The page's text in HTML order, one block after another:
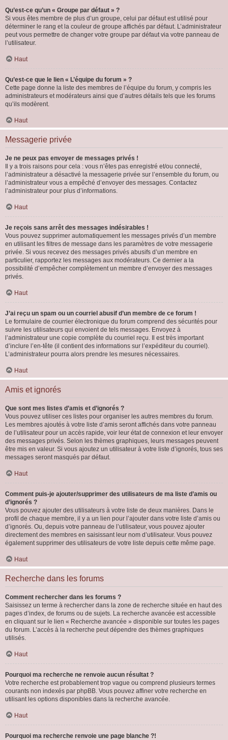
Qu’est-ce qu’un « Groupe par défaut » ?
Si vous êtes membre de plus d’un groupe, celui par défaut est utilisé pour
déterminer le rang et la couleur de groupe affichés par défaut. L’administrateur
peut vous permettre de changer votre groupe par défaut via votre panneau de
l’utilisateur.
Haut
Qu’est-ce que le lien « L’équipe du forum » ?
Cette page donne la liste des membres de l’équipe du forum, y compris les
administrateurs et modérateurs ainsi que d’autres détails tels que les forums
qu’ils modèrent.
Haut
Messagerie privée
Je ne peux pas envoyer de messages privés !
Il y a trois raisons pour cela : vous n’êtes pas enregistré et/ou connecté,
l’administrateur a désactivé la messagerie privée sur l’ensemble du forum, ou
l’administrateur vous a empêché d’envoyer des messages. Contactez
l’administrateur pour plus d’informations.
Haut
Je reçois sans arrêt des messages indésirables !
Vous pouvez supprimer automatiquement les messages privés d’un membre
en utilisant les filtres de message dans les paramètres de votre messagerie
privée. Si vous recevez des messages privés abusifs d’un membre en
particulier, rapportez les messages aux modérateurs. Ce dernier a la
possibilité d’empêcher complètement un membre d’envoyer des messages
privés.
Haut
J’ai reçu un spam ou un courriel abusif d’un membre de ce forum !
Le formulaire de courrier électronique du forum comprend des sécurités pour
suivre les utilisateurs qui envoient de tels messages. Envoyez à
l’administrateur une copie complète du courriel reçu. Il est très important
d’inclure l’en-tête (il contient des informations sur l’expéditeur du courriel).
L’administrateur pourra alors prendre les mesures nécessaires.
Haut
Amis et ignorés
Que sont mes listes d’amis et d’ignorés ?
Vous pouvez utiliser ces listes pour organiser les autres membres du forum.
Les membres ajoutés à votre liste d’amis seront affichés dans votre panneau
de l’utilisateur pour un accès rapide, voir leur état de connexion et leur envoyer
des messages privés. Selon les thèmes graphiques, leurs messages peuvent
être mis en valeur. Si vous ajoutez un utilisateur à votre liste d’ignorés, tous ses
messages seront masqués par défaut.
Haut
Comment puis-je ajouter/supprimer des utilisateurs de ma liste d’amis ou
d’ignorés ?
Vous pouvez ajouter des utilisateurs à votre liste de deux manières. Dans le
profil de chaque membre, il y a un lien pour l’ajouter dans votre liste d’amis ou
d’ignorés. Ou, depuis votre panneau de l’utilisateur, vous pouvez ajouter
directement des membres en saisissant leur nom d’utilisateur. Vous pouvez
également supprimer des utilisateurs de votre liste depuis cette même page.
Haut
Recherche dans les forums
Comment rechercher dans les forums ?
Saisissez un terme à rechercher dans la zone de recherche située en haut des
pages d’index, de forums ou de sujets. La recherche avancée est accessible
en cliquant sur le lien « Recherche avancée » disponible sur toutes les pages
du forum. L’accès à la recherche peut dépendre des thèmes graphiques
utilisés.
Haut
Pourquoi ma recherche ne renvoie aucun résultat ?
Votre recherche est probablement trop vague ou comprend plusieurs termes
courants non indexés par phpBB. Vous pouvez affiner votre recherche en
utilisant les options disponibles dans la recherche avancée.
Haut
Pourquoi ma recherche renvoie une page blanche ?!